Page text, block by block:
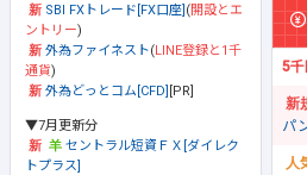
SBI FXトレード[FX口座] (開設とエ
ントリー)
外為ファイネスト(LINE登録と1千
通貨)
外為どっとコム[CFD] [PR]
▼7月更新分
セントラル短資ＦＸ[ダイレク
トプラス]
5千
パ